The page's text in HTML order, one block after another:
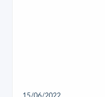
15/06/2022